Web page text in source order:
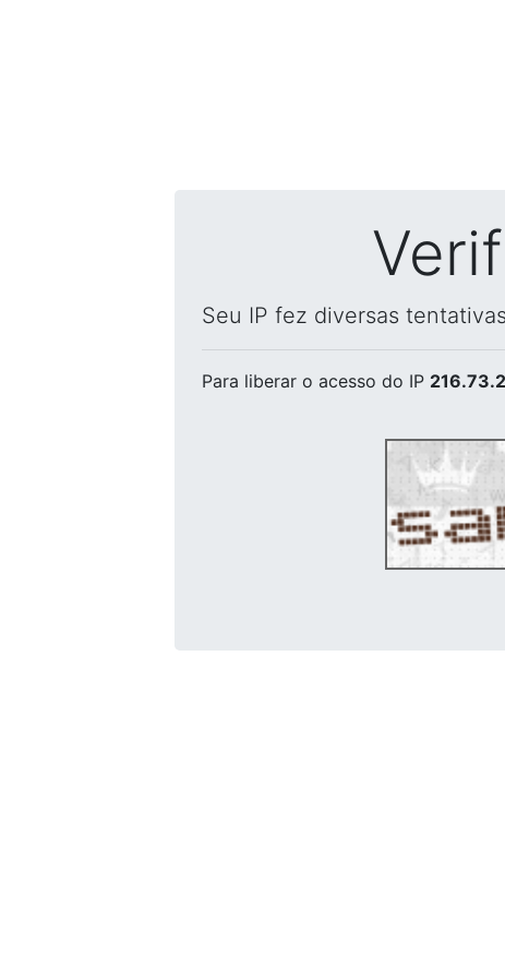
Seu IP fez diversas
Para liberar o acesso do IP